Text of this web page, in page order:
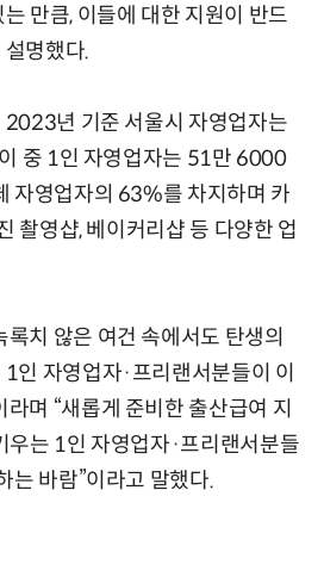
만큼, 이들에 대한 지원이 반드
명했다.
2023년 기준 서울시 자영업자는
중 1인 자영업자는 51만 6000
자영업자의 63%를 차지하며 카
촬영샵, 베이커리샵 등 다양한 업
치 않은 여건 속에서도 탄생의
인 자영업자·프리랜서분들이 이
며 “새롭게 준비한 출산급여 지
우는 1인 자영업자·프리랜서분들
는 바람”이라고 말했다.